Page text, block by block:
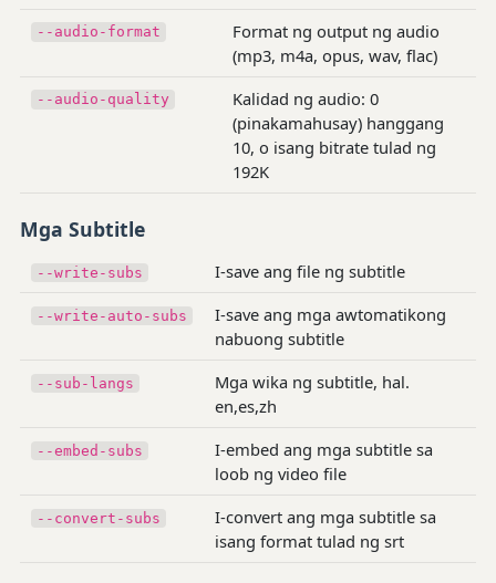
--audio-format
Format ng output ng audio
(mp3, m4a, opus, wav, flac)
--audio-quality
Kalidad ng audio: 0
(pinakamahusay) hanggang
10, o isang bitrate tulad ng
192K
Mga Subtitle
--write-subs I-save ang file ng subtitle
--write-auto-subs
I-save ang mga awtomatikong
nabuong subtitle
--sub-langs
Mga wika ng subtitle, hal.
en,es,zh
--embed-subs
I-embed ang mga subtitle sa
loob ng video file
--convert-subs
I-convert ang mga subtitle sa
isang format tulad ng srt